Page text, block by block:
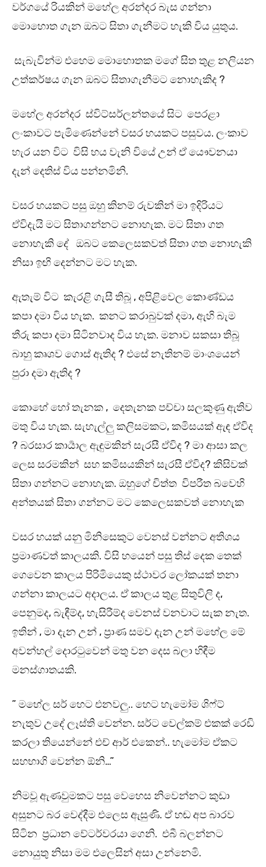
වර්ගයේ රියකින් මහේල අරන්දර බැස ගන්නා
මොහොත ගැන ඔබට සිතා ගැනීමට හැකි විය යුතුය.
සැබැවින්ම එහෙම මොහොතක මගේ සිත තුළ නලියන
උත්කර්ෂය ගැන ඔබට සිතාගැනීමට නොහැකිද ?
මහේල අරන්දර ස්විට්සර්ලන්තයේ සිට පෙරළා
ලංකාවට පැමිණෙන්නේ වසර හයකට පසුවය. ලංකාව
හැර යන විට විසි හය වැනි වියේ උන් ඒ යෞවනයා
දැන් දෙතිස් විය පන්නමිනි.
වසර හයකට පසු ඔහු කිනම් රුවකින් මා ඉදිරියට
ඒවිදැයි මට සිතාගන්නට නොහැක. මට සිතා ගත
නොහැකි දේ ඔබට කෙලෙසකවත් සිතා ගත නොහැකි
නිසා ඉඟි දෙන්නට මට හැක.
ඇතැම් විට කැරළි ගැසී තිබූ , අපිළිවෙල කොණ්ඩය
කපා දමා විය හැක. කනට කරාබුවක් දමා, ඇහි බැම
තීරු කපා දමා සිටිනවාද විය හැක. මනාව සකසා තිබූ
බාහු කෘශව ගොස් ඇතිද ? එසේ නැතිනම් මාංශයෙන්
පුරා දමා ඇතිද ?
කොහේ හෝ තැනක , දෙතැනක පච්චා සලකුණු ඇතිව
මතු විය හැක. සැහැල්ලු කලිසමකට, කමිසයක් ඇඳ ඒවිද
? බරසාර කාර්‍යාල ඇඳුමකින් සැරසී ඒවිද ? මා ආසා කල
ලෙස සරමකින් සහ කමිසයකින් සැරසී ඒවිද? කිසිවක්
සිතා ගන්නට නොහැක. ඔහුගේ චිත්ත විපරීත බවෙහි
අන්තයක් සිතා ගන්නට මට කෙලෙසකවත් නොහැක
වසර හයක් යනු මිනිසෙකුට වෙනස් වන්නට අතිශය
ප්‍රමාණවත් කාලයකි. විසි හයෙන් පසු තිස් දෙක තෙක්
ගෙවෙන කාලය පිරිමියෙකු ස්ථාවර ලෝකයක් තනා
ගන්නා කාලයට අදාලය. ඒ කාලය තුළ සිතුවිලි ද,
පෙනුමද, බැඳීම්ද, හැසිරීම්ද වෙනස් වනවාට සැක නැත.
ඉතින් , මා දැන උන් , ප්‍රාණ සමව දැන උන් මහේල මේ
අවන්හල් දොරටුවෙන් මතු වන දෙස බලා හිඳීම
මනස්ගාතයකි.
” මහේල සර් හෙට එනවලු.. හෙට හැමෝම ශිෆ්ට්
නැතුව උදේ ලෑස්ති වෙන්න. සර්ට වෙල්කම් එකක් රෙඩි
කරලා තියෙන්නේ එච් ආර් එකෙන්.. හැමෝම ඒකට
සහභාගි වෙන්න ඕනි…”
නිමවූ ඇණවුමකට පසු වෙහෙස නිවෙන්නට කුඩා
අසුනට බර වෙද්දීම එලෙස ඇසුණි. ඒ හඬ අප බාරව
සිටින ප්‍රධාන වේටර්වරයා ගෙනි. එබී බලන්නට
නොයුතු නිසා මම එලෙසින් අසා උන්නෙමි.